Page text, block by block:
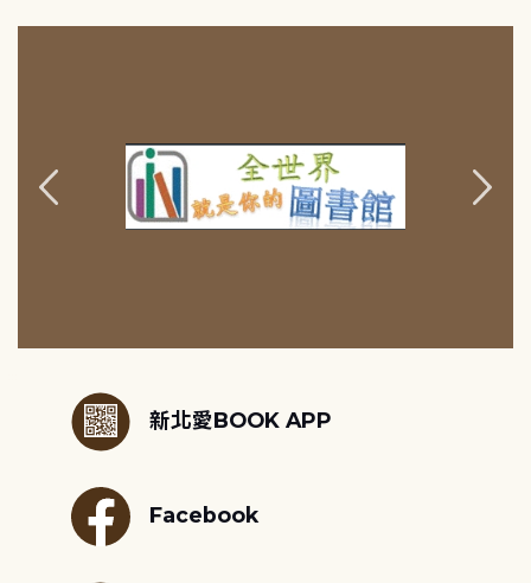
新北愛BOOK APP
Facebook